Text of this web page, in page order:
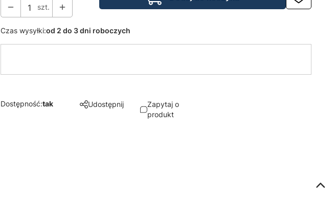
szt.
Czas wysyłki:od 2 do 3 dni roboczych
Dostępność:tak Udostępnij
Zapytaj o
produkt